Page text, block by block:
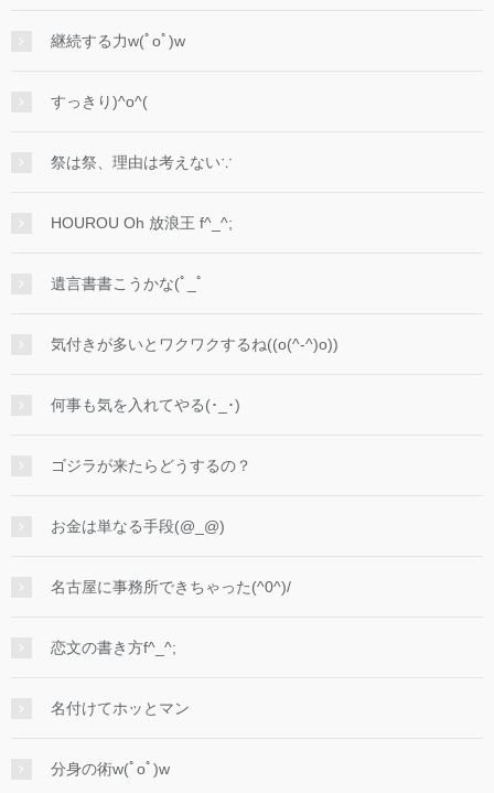
継続する力w(ﾟoﾟ)w
すっきり)^o^(
祭は祭、理由は考えない∵
HOUROU Oh 放浪王 f^_^;
遺言書書こうかな(ﾟ_ﾟ
気付きが多いとワクワクするね((o(^-^)o))
何事も気を入れてやる(･_･)
ゴジラが来たらどうするの？
お金は単なる手段(@_@)
名古屋に事務所できちゃった(^0^)/
恋文の書き方f^_^;
名付けてホッとマン
分身の術w(ﾟoﾟ)w